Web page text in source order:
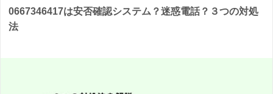
0667346417は安否確認システム？迷惑電話？３つの対処
法